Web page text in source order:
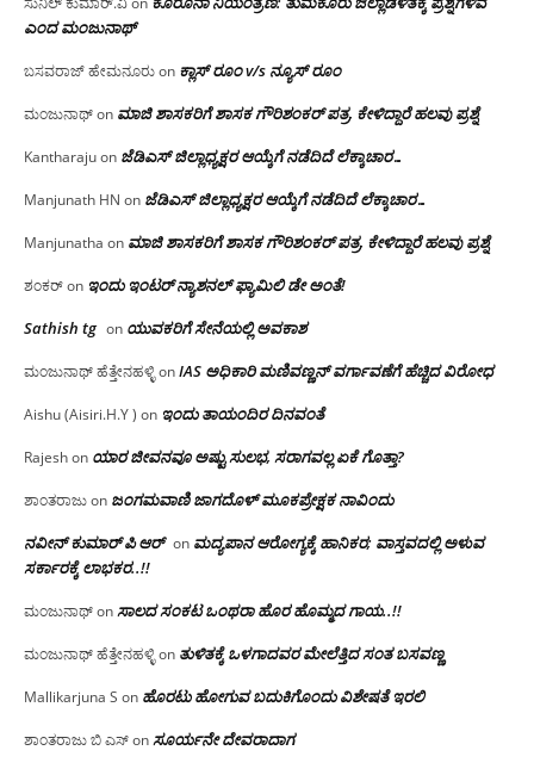
ಎಂದ ಮಂಜು‌ನಾಥ್
ಬಸವರಾಜ್ ಹೇಮನೂರುon ಕ್ಲಾಸ್ ರೂಂ v/s ನ್ಯೂಸ್ ರೂಂ
ಮಂಜುನಾಥ್on ಮಾಜಿ ಶಾಸಕರಿಗೆ ಶಾಸಕ ಗೌರಿಶಂಕರ್ ಪತ್ರ, ಕೇಳಿದ್ದಾರೆ ಹಲವು ಪ್ರಶ್ನೆ
Kantharajuon ಜೆಡಿಎಸ್ ಜಿಲ್ಲಾಧ್ಯಕ್ಷರ ಆಯ್ಕೆಗೆ ನಡೆದಿದೆ ಲೆಕ್ಕಾಚಾರ…
Manjunath HN on ಜೆಡಿಎಸ್ ಜಿಲ್ಲಾಧ್ಯಕ್ಷರ ಆಯ್ಕೆಗೆ ನಡೆದಿದೆ ಲೆಕ್ಕಾಚಾರ…
Manjunatha on ಮಾಜಿ ಶಾಸಕರಿಗೆ ಶಾಸಕ ಗೌರಿಶಂಕರ್ ಪತ್ರ, ಕೇಳಿದ್ದಾರೆ ಹಲವು ಪ್ರಶ್ನೆ
ಶಂಕರ್on ಇಂದು ಇಂಟರ್ ನ್ಯಾಶನಲ್ ಫ್ಯಾಮಿಲಿ ಡೇ ಅಂತೆ!
Sathish tg on ಯುವಕರಿಗೆ ಸೇನೆಯಲ್ಲಿ ಅವಕಾಶ
ಮಂಜುನಾಥ್ ಹೆತ್ತೇನಹಳ್ಳಿonIAS ಅಧಿಕಾರಿ ಮಣಿವಣ್ಣನ್ ವರ್ಗಾವಣೆಗೆ ಹೆಚ್ಚಿದ‌ ವಿರೋಧ
Aishu (Aisiri.H.Y ) on ಇಂದು ತಾಯಂದಿರ ದಿನವಂತೆ
Rajeshon ಯಾರ ಜೀವನವೂ ಅಷ್ಟು ಸುಲಭ, ಸರಾಗವಲ್ಲ ಏಕೆ ಗೊತ್ತಾ?
ಶಾಂತರಾಜುon ಜಂಗಮವಾಣಿ ಜಾಗದೊಳ್ ಮೂಕಪ್ರೇಕ್ಷಕ ನಾವಿಂದು
ನವೀನ್ ಕುಮಾರ್ ಪಿ ಆರ್ on ಮದ್ಯಪಾನ ಆರೋಗ್ಯಕ್ಕೆ ಹಾನಿಕರ; ವಾಸ್ತವದಲ್ಲಿ ಅಳುವ
ಸರ್ಕಾರಕ್ಕೆ ಲಾಭಕರ..!!
ಮಂಜುನಾಥ್on ಸಾಲದ ಸಂಕಟ ಒಂಥರಾ ಹೊರ ಹೊಮ್ಮದ ಗಾಯ..!!
ಮಂಜುನಾಥ್ ಹೆತ್ತೇನಹಳ್ಳಿon ತುಳಿತಕ್ಕೆ ಒಳಗಾದವರ ಮೇಲೆತ್ತಿದ ಸಂತ ಬಸವಣ್ಣ
Mallikarjuna S on ಹೊರಟು ಹೋಗುವ ಬದುಕಿಗೊಂದು ವಿಶೇಷತೆ ಇರಲಿ
ಶಾಂತರಾಜು ಬಿ ಎಸ್on ಸೂರ್ಯನೇ ದೇವರಾದಾಗ